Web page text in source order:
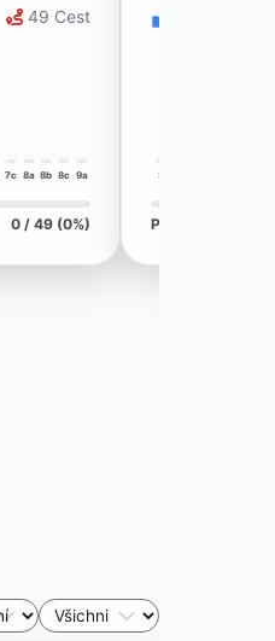
49 Cest
7c 8a 8b 8c 9a
0 / 49 (0%)
3
POSTUP